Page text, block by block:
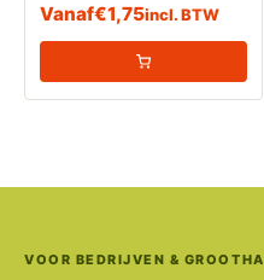
vloeistoffen)
Vanaf€1,75incl. BTW
VOOR BEDRIJVEN &